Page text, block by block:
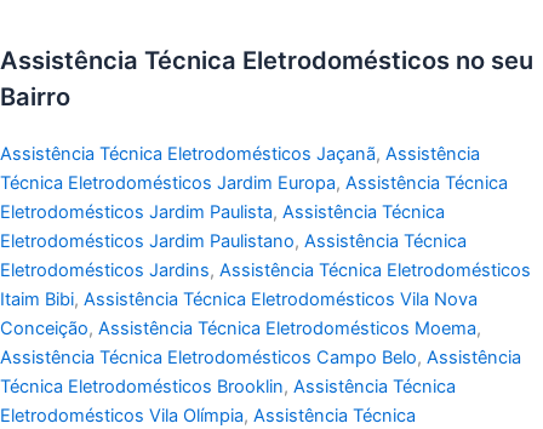
Assistência Técnica Eletrodomésticos no seu
Bairro
Assistência Técnica Eletrodomésticos Jaçanã, Assistência
Técnica Eletrodomésticos Jardim Europa, Assistência Técnica
Eletrodomésticos Jardim Paulista, Assistência Técnica
Eletrodomésticos Jardim Paulistano, Assistência Técnica
Eletrodomésticos Jardins, Assistência Técnica Eletrodomésticos
Itaim Bibi, Assistência Técnica Eletrodomésticos Vila Nova
Conceição, Assistência Técnica Eletrodomésticos Moema,
Assistência Técnica Eletrodomésticos Campo Belo, Assistência
Técnica Eletrodomésticos Brooklin, Assistência Técnica
Eletrodomésticos Vila Olímpia, Assistência Técnica